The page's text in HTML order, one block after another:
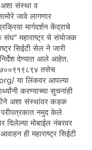
संस्था व
जावे लागणार
मार्गदर्शन केंद्राचे
संघ” महाराष्ट्र चे संयोजक
सिईटी सेल ने जारी
देण्यात आले आहेत.
तसेच
या लिंकवर आपल्या
करण्याच्या सुचनांही
अशा संस्थांवर कडक
नमुद केले
दिलेल्या मोबाईल नंबरवर
ही महाराष्ट्र सिईटी